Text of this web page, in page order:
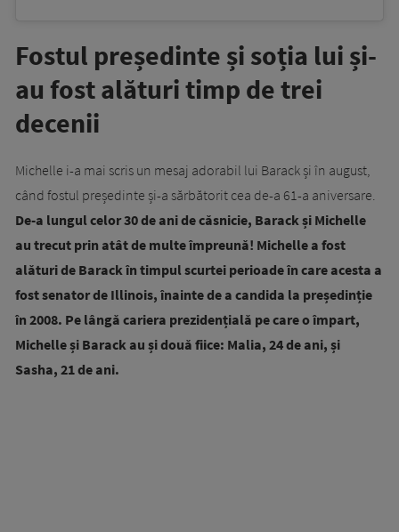
Fostul președinte și soția lui și-
au fost alături timp de trei
decenii
Michelle i-a mai scris un mesaj adorabil lui Barack și în august,
când fostul președinte și-a sărbătorit cea de-a 61-a aniversare.
De-a lungul celor 30 de ani de căsnicie, Barack și Michelle
au trecut prin atât de multe împreună! Michelle a fost
alături de Barack în timpul scurtei perioade în care acesta a
fost senator de Illinois, înainte de a candida la președinție
în 2008. Pe lângă cariera prezidențială pe care o împart,
Michelle și Barack au și două fiice: Malia, 24 de ani, și
Sasha, 21 de ani.